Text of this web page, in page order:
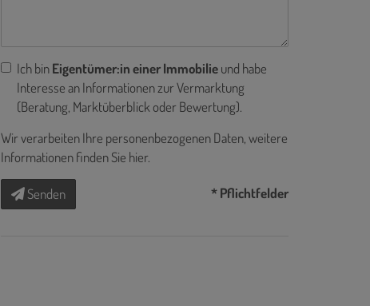
Ich binEigentümer:in einer Immobilieund habe
Interesse an Informationen zur Vermarktung
(Beratung, Marktüberblick oder Bewertung).
Wir verarbeiten Ihre personenbezogenen Daten, weitere
Informationen finden Sie hier.
Senden * Pflichtfelder